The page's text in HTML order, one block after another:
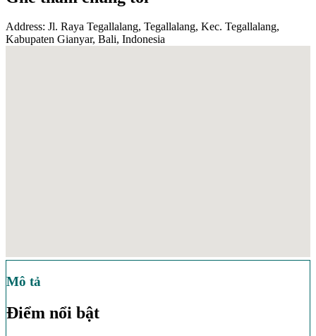
Address: Jl. Raya Tegallalang, Tegallalang, Kec. Tegallalang,
Kabupaten Gianyar, Bali, Indonesia
Mô tả
Điểm nổi bật